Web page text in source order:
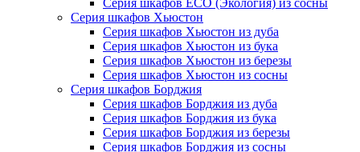
Серия шкафов ECO (Экология) из сосны
Серия шкафов Хьюстон
Серия шкафов Хьюстон из дуба
Серия шкафов Хьюстон из бука
Серия шкафов Хьюстон из березы
Серия шкафов Хьюстон из сосны
Серия шкафов Борджия
Серия шкафов Борджия из дуба
Серия шкафов Борджия из бука
Серия шкафов Борджия из березы
Серия шкафов Борджия из сосны